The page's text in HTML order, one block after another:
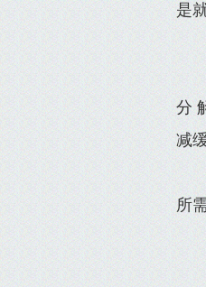
是
分
减
所